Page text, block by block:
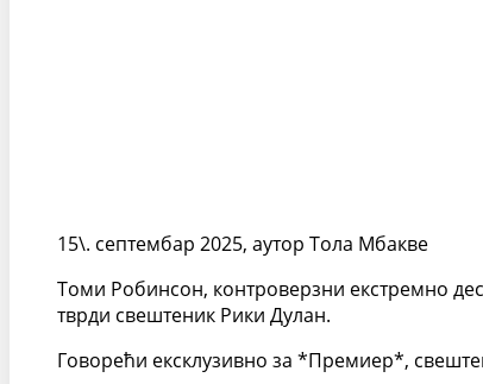
15\. септембар 2025, аутор Тола Мбакве
Томи Робинсон, контроверзни екстремно
тврди свештеник Рики Дулан.
Говорећи ексклузивно за *Премиер*,